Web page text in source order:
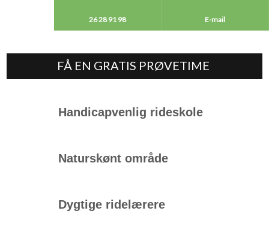
FÅ EN GRATIS PRØVETIME ​
Handicapvenlig rideskole
Naturskønt område
Dygtige ridelærere​​
26 28 91 98​ E-mail